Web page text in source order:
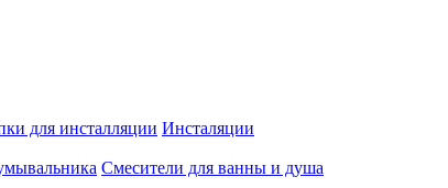
для инсталляции Инсталяции
Смесители для ванны и душа